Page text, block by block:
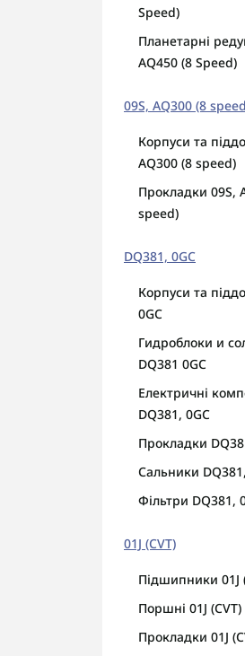
Speed)
Планетарні
AQ450 (8 Speed)
09S, AQ300 (8
Корпуси та
AQ300 (8 speed)
Прокладки 09S,
speed)
DQ381, 0GC
Корпуси та
0GC
Гидроблоки и
DQ381 0GC
Електричні
DQ381, 0GC
Прокладки
Сальники
Фільтри DQ381,
01J (CVT)
Підшипники 01J
Поршні 01J (CVT)
Прокладки 01J